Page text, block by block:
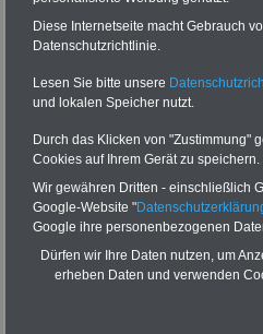
BEHÖRDEN-ABO mit 3 Ratgebern
25,00 Euro: Wissenswertes für
und Beamte, Beamten-
(Bund/Länder) sowie Beihilferecht in
Ländern. Alle drei Ratgeber sind
gegliedert und erläutern auch
Sachverhalte verständlich (auch für
Diese Internetseite macht Gebrauch
Datenschutzrichtlinie.
Lesen Sie bitte unsere
und lokalen Speicher nutzt.
Durch das Klicken von "Zustimmung"
Cookies auf Ihrem Gerät zu speichern.
Wir gewähren Dritten - einschließlich
Google-Website "
Google ihre personenbezogenen
Dürfen wir Ihre Daten nutzen, um
erheben Daten und verwenden